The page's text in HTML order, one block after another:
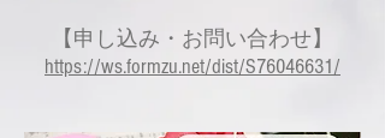
【申し込み・お問い合わせ】
https://ws.formzu.net/dist/S76046631/